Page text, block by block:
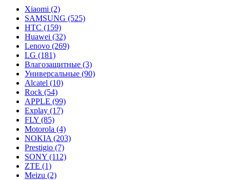
Xiaomi (2)
SAMSUNG (525)
HTC (159)
Huawei (32)
Lenovo (269)
LG (181)
Влагозащитные (3)
Универсальные (90)
Alcatel (10)
Rock (54)
APPLE (99)
Explay (17)
FLY (85)
Motorola (4)
NOKIA (203)
Prestigio (7)
SONY (112)
ZTE (1)
Meizu (2)